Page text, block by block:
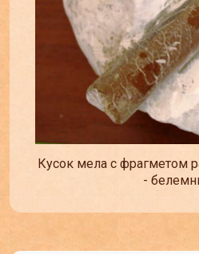
Кусок мела с фрагметом
-